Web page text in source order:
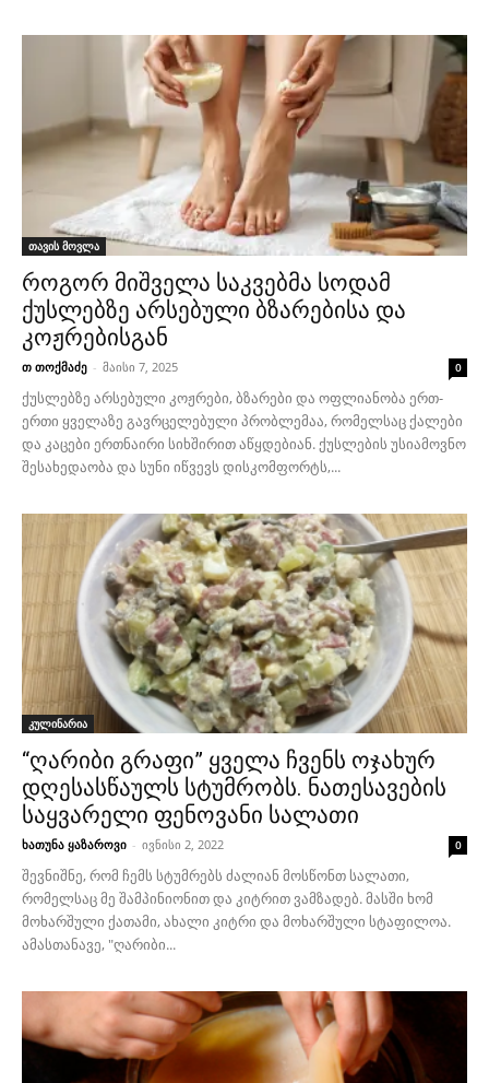
თავის მოვლა
როგორ მიშველა საკვებმა სოდამ
ქუსლებზე არსებული ბზარებისა და
კოჟრებისგან
თ თოქმაძე - მაისი 7, 2025 0
ქუსლებზე არსებული კოჟრები, ბზარები და ოფლიანობა ერთ-
ერთი ყველაზე გავრცელებული პრობლემაა, რომელსაც ქალები
და კაცები ერთნაირი სიხშირით აწყდებიან. ქუსლების უსიამოვნო
შესახედაობა და სუნი იწვევს დისკომფორტს,...
კულინარია
“ღარიბი გრაფი” ყველა ჩვენს ოჯახურ
დღესასწაულს სტუმრობს. ნათესავების
საყვარელი ფენოვანი სალათი
ხათუნა ყაზაროვი - ივნისი 2, 2022 0
შევნიშნე, რომ ჩემს სტუმრებს ძალიან მოსწონთ სალათი,
რომელსაც მე შამპინიონით და კიტრით ვამზადებ. მასში ხომ
მოხარშული ქათამი, ახალი კიტრი და მოხარშული სტაფილოა.
ამასთანავე, "ღარიბი...